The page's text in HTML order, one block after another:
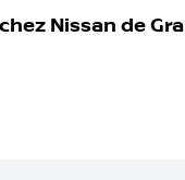
Nissan de